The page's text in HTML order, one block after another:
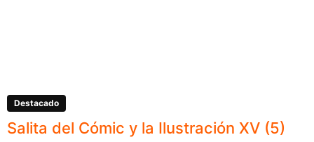
Destacado
Salita del Cómic y la Ilustración XV (5)